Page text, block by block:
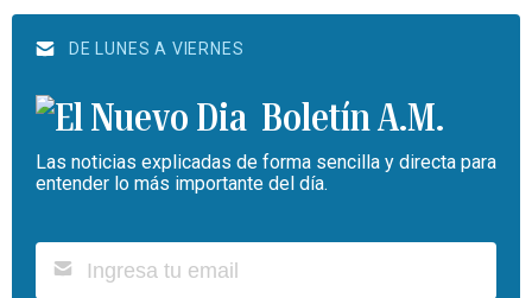
DE LUNES A VIERNES
Boletín A.M.
Las noticias explicadas de forma sencilla y directa para
entender lo más importante del día.